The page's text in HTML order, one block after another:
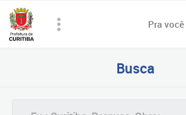
Pra você
Busca